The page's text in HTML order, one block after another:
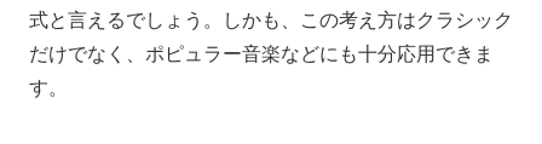
式と言えるでしょう。しかも、この考え方はクラシック
だけでなく、ポピュラー音楽などにも十分応用できま
す。